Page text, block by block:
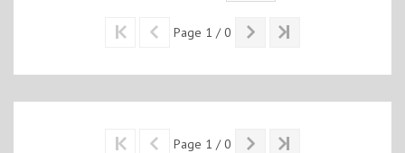
Page 1 / 0
Page 1 / 0